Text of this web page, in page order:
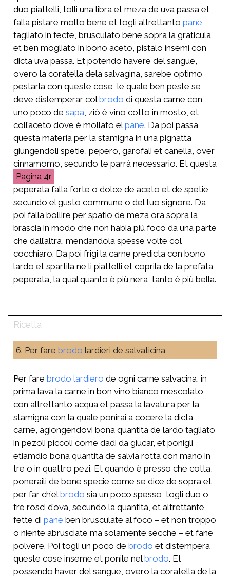
duo piattelli, tolli una libra et meza de uva passa et
falla pistare molto bene et togli altrettanto pane
tagliato in fecte, brusculato bene sopra la graticula
et ben mogliato in bono aceto, pistalo insemi con
dicta uva passa. Et potendo havere del sangue,
overo la coratella dela salvagina, sarebe optimo
pestarla con queste cose, le quale ben peste se
deve distemperar colbrodo di questa carne con
uno poco de sapa , ziò è vino cotto in mosto, et
coll’aceto dove è mollato elpane. Da poi passa
questa materia per la stamigna in una pignatta
giungendoli spetie, pepero, garofali et canella, over
cinnamomo, secundo te parrà necessario. Et questa
4r
peperata falla forte o dolce de aceto et de spetie
secundo el gusto commune o del tuo signore. Da
poi falla bollire per spatio de meza ora sopra la
brascia in modo che non habia più foco da una parte
che dall’altra, mendandola spesse volte col
cocchiaro. Da poi frigi la carne predicta con bono
lardo et spartila ne li piattelli et coprila de la prefata
peperata, la qual quanto è più nera, tanto è più bella.
6. Per fare brodo lardieri de salvaticina
Per fare brodo lardiero de ogni carne salvacina, in
prima lava la carne in bon vino bianco mescolato
con altrettanto acqua et passa la lavatura per la
stamigna con la quale ponirai a cocere la dicta
carne, agiongendovi bona quantità de lardo tagliato
in pezoli piccoli come dadi da giucar, et ponigli
etiamdio bona quantità de salvia rotta con mano in
tre o in quattro pezi. Et quando è presso che cotta,
poneraili de bone specie come se dice de sopra et,
per far ch’elbrodo sia un poco spesso, togli duo o
tre rosci d’ova, secundo la quantità, et altrettante
fette di pane ben brusculate al foco – et non troppo
o niente abrusciate ma solamente secche – et fane
polvere. Poi togli un poco de brodo et distempera
queste cose inseme et ponile nelbrodo. Et
possendo haver del sangue, overo la coratella de la